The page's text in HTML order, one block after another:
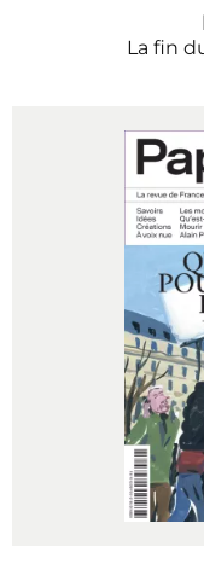
La fin